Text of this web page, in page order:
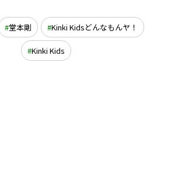
堂本剛 Kinki Kidsどんなもんヤ！
Kinki Kids